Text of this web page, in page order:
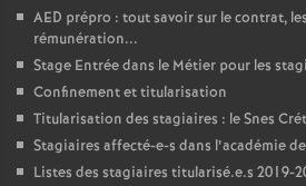
AED prépro : tout savoir sur le contrat,
rémunération...
Stage Entrée dans le Métier pour les
Confinement et titularisation
Titularisation des stagiaires : le Snes
Stagiaires affecté-e-s dans l’académie
Listes des stagiaires titularisé.e.s 2019-